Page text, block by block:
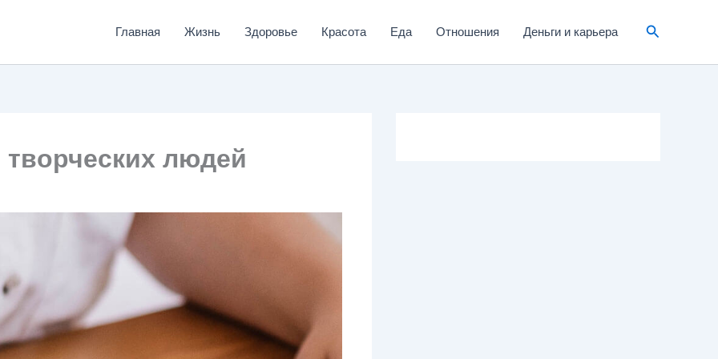
Главная Жизнь Здоровье Красота Еда Отношения Деньги и карьера
людей